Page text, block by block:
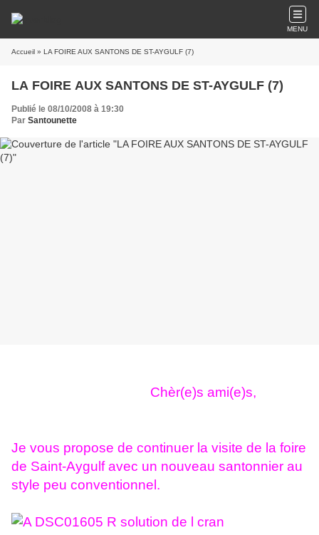
MENU
Accueil » LA FOIRE AUX SANTONS DE ST-AYGULF (7)
LA FOIRE AUX SANTONS DE ST-AYGULF (7)
Publié le 08/10/2008 à 19:30
Par Santounette
Chèr(e)s ami(e)s,
Je vous propose de continuer la visite de la foire
de Saint-Aygulf avec un nouveau santonnier au
style peu conventionnel.